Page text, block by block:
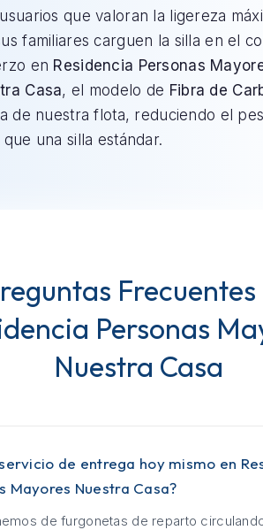
que valoran la ligereza
familiares carguen la silla en el
en Residencia Personas
Casa, el modelo de Fibra de
de nuestra flota, reduciendo el
que una silla estándar.
Frecuentes
Personas
Nuestra Casa
de entrega hoy mismo en
Mayores Nuestra Casa?
de furgonetas de reparto